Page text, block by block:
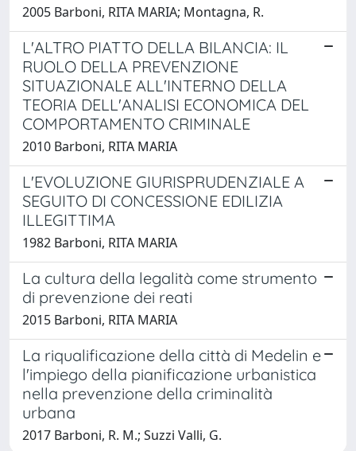
2005 Barboni, RITA MARIA; Montagna, R.
L'ALTRO PIATTO DELLA BILANCIA: IL
RUOLO DELLA PREVENZIONE
SITUAZIONALE ALL'INTERNO DELLA
TEORIA DELL'ANALISI ECONOMICA DEL
COMPORTAMENTO CRIMINALE
2010 Barboni, RITA MARIA
L'EVOLUZIONE GIURISPRUDENZIALE A
SEGUITO DI CONCESSIONE EDILIZIA
ILLEGITTIMA
1982 Barboni, RITA MARIA
La cultura della legalità come strumento
di prevenzione dei reati
2015 Barboni, RITA MARIA
La riqualificazione della città di Medelin e
l'impiego della pianificazione urbanistica
nella prevenzione della criminalità
urbana
2017 Barboni, R. M.; Suzzi Valli, G.